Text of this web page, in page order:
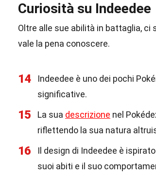
Curiosità su Indeedee
Oltre alle sue abilità in battaglia,
vale la pena conoscere.
14
Indeedee è uno dei pochi
significative.
15 La sua descrizione nel
riflettendo la sua natura
16
Il design di Indeedee è
suoi abiti e il suo